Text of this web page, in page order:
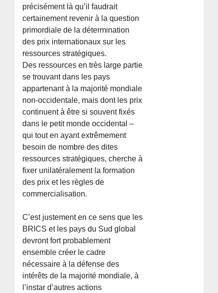
précisément là qu’il faudrait
certainement revenir à la question
primordiale de la détermination
des prix internationaux sur les
ressources stratégiques.
Des ressources en très large partie
se trouvant dans les pays
appartenant à la majorité mondiale
non-occidentale, mais dont les prix
continuent à être si souvent fixés
dans le petit monde occidental –
qui tout en ayant extrêmement
besoin de nombre des dites
ressources stratégiques, cherche à
fixer unilatéralement la formation
des prix et les règles de
commercialisation.
C’est justement en ce sens que les
BRICS et les pays du Sud global
devront fort probablement
ensemble créer le cadre
nécessaire à la défense des
intérêts de la majorité mondiale, à
l’instar d’autres actions